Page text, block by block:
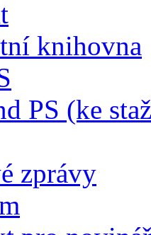
knihovna
PS (ke
zprávy